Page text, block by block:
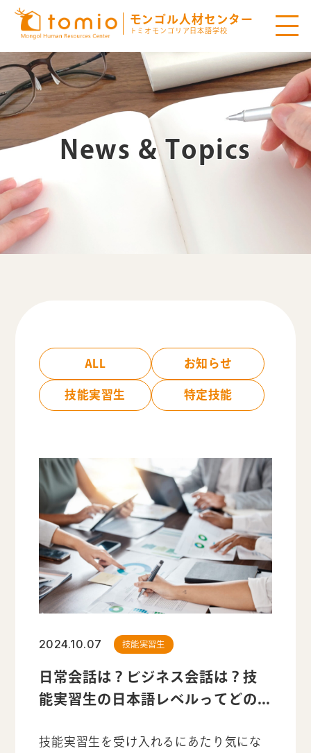
モンゴル人材センター
トミオモンゴリア日本語学校
News & Topics
ALL お知らせ
技能実習生 特定技能
2024.10.07 技能実習生
日常会話は？ビジネス会話は？技
能実習生の日本語レベルってどの...
技能実習生を受け入れるにあたり気にな